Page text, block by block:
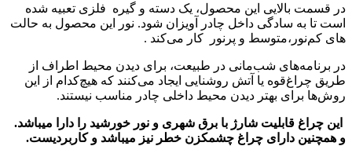
در قسمت بالایی این محصول، یک دسته و گیره فلزی تعبیه شده
است تا به‌ سادگی داخل چادر آویزان شود. نور این محصول به حالت
های کم‌نور،متوسط و پرنور کار می‌کند .
در برنامه‌های شب‌مانی در طبیعت، برای دیدن محیط اطراف از
طریق چراغ‌قوه یا آتش روشنایی ایجاد می‌کنند که هیچ‌کدام از این
روش‌ها برای بهتر دیدن محیط داخلی چادر مناسب نیستند.
این چراغ قابلیت شارژ با برق شهری و نور خورشید را دارا میباشد.
و همچنین دارای چراغ چشمکزن خطر نیز میباشد و کاربردیست.